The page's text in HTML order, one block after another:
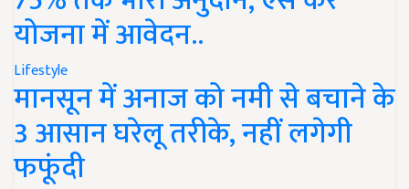
योजना में आवेदन..
Lifestyle
मानसून में अनाज को नमी से बचाने के
3 आसान घरेलू तरीके, नहीं लगेगी
फफूंदी